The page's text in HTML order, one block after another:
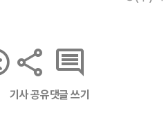
기사 공유댓글 쓰기